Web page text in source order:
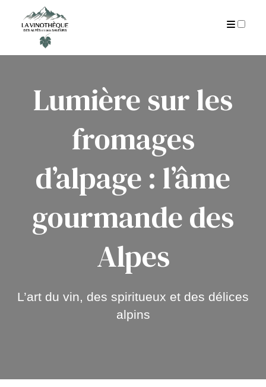
AUTEUR
CGU
ARCHIVES
Lumière sur les
fromages
d’alpage : l’âme
gourmande des
Alpes
L’art du vin, des spiritueux et des délices
alpins